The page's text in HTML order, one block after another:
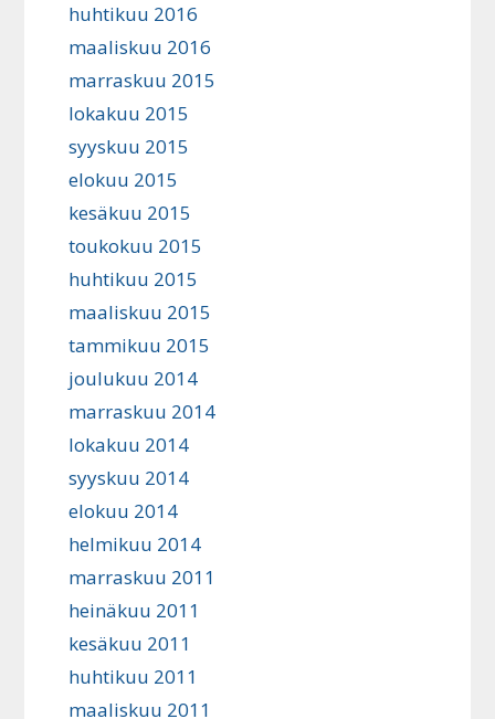
huhtikuu 2016
maaliskuu 2016
marraskuu 2015
lokakuu 2015
syyskuu 2015
elokuu 2015
kesäkuu 2015
toukokuu 2015
huhtikuu 2015
maaliskuu 2015
tammikuu 2015
joulukuu 2014
marraskuu 2014
lokakuu 2014
syyskuu 2014
elokuu 2014
helmikuu 2014
marraskuu 2011
heinäkuu 2011
kesäkuu 2011
huhtikuu 2011
maaliskuu 2011